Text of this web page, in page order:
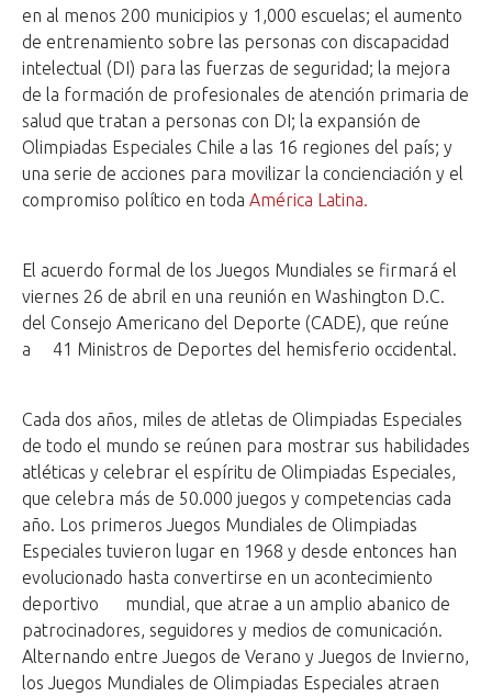
en al menos 200 municipios y 1,000 escuelas; el aumento
de entrenamiento sobre las personas con discapacidad
intelectual (DI) para las fuerzas de seguridad; la mejora
de la formación de profesionales de atención primaria de
salud que tratan a personas con DI; la expansión de
Olimpiadas Especiales Chile a las 16 regiones del país; y
una serie de acciones para movilizar la concienciación y el
compromiso político en toda América Latina.
El acuerdo formal de los Juegos Mundiales se firmará el
viernes 26 de abril en una reunión en Washington D.C.
del Consejo Americano del Deporte (CADE), que reúne
a 41 Ministros de Deportes del hemisferio occidental.
Cada dos años, miles de atletas de Olimpiadas Especiales
de todo el mundo se reúnen para mostrar sus habilidades
atléticas y celebrar el espíritu de Olimpiadas Especiales,
que celebra más de 50.000 juegos y competencias cada
año. Los primeros Juegos Mundiales de Olimpiadas
Especiales tuvieron lugar en 1968 y desde entonces han
evolucionado hasta convertirse en un acontecimiento
deportivo mundial, que atrae a un amplio abanico de
patrocinadores, seguidores y medios de comunicación.
Alternando entre Juegos de Verano y Juegos de Invierno,
los Juegos Mundiales de Olimpiadas Especiales atraen